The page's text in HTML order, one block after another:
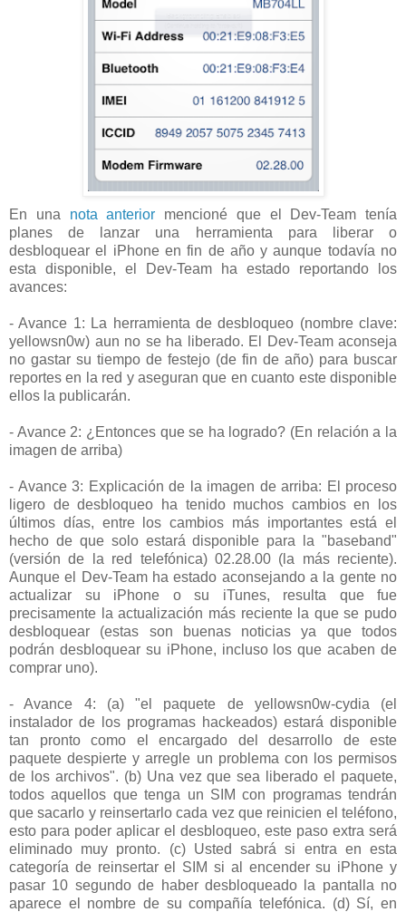
En una nota anterior mencioné que el Dev-Team tenía
planes de lanzar una herramienta para liberar o
desbloquear el iPhone en fin de año y aunque todavía no
esta disponible, el Dev-Team ha estado reportando los
avances:
- Avance 1: La herramienta de desbloqueo (nombre clave:
yellowsn0w) aun no se ha liberado. El Dev-Team aconseja
no gastar su tiempo de festejo (de fin de año) para buscar
reportes en la red y aseguran que en cuanto este disponible
ellos la publicarán.
- Avance 2: ¿Entonces que se ha logrado? (En relación a la
imagen de arriba)
- Avance 3: Explicación de la imagen de arriba: El proceso
ligero de desbloqueo ha tenido muchos cambios en los
últimos días, entre los cambios más importantes está el
hecho de que solo estará disponible para la "baseband"
(versión de la red telefónica) 02.28.00 (la más reciente).
Aunque el Dev-Team ha estado aconsejando a la gente no
actualizar su iPhone o su iTunes, resulta que fue
precisamente la actualización más reciente la que se pudo
desbloquear (estas son buenas noticias ya que todos
podrán desbloquear su iPhone, incluso los que acaben de
comprar uno).
- Avance 4: (a) "el paquete de yellowsn0w-cydia (el
instalador de los programas hackeados) estará disponible
tan pronto como el encargado del desarrollo de este
paquete despierte y arregle un problema con los permisos
de los archivos". (b) Una vez que sea liberado el paquete,
todos aquellos que tenga un SIM con programas tendrán
que sacarlo y reinsertarlo cada vez que reinicien el teléfono,
esto para poder aplicar el desbloqueo, este paso extra será
eliminado muy pronto. (c) Usted sabrá si entra en esta
categoría de reinsertar el SIM si al encender su iPhone y
pasar 10 segundo de haber desbloqueado la pantalla no
aparece el nombre de su compañía telefónica. (d) Sí, en